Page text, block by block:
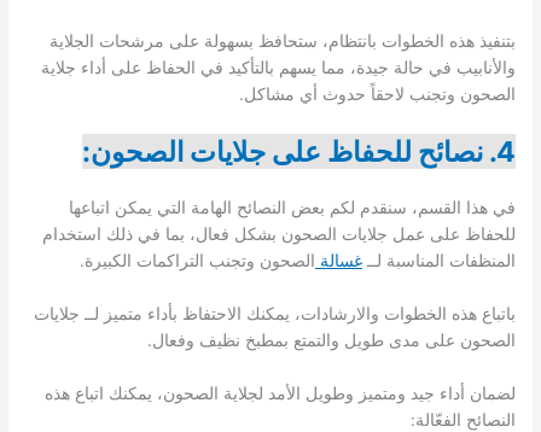
بتنفيذ هذه الخطوات بانتظام، ستحافظ بسهولة على مرشحات الجلاية
والأنابيب في حالة جيدة، مما يسهم بالتأكيد في الحفاظ على أداء جلاية
الصحون وتجنب لاحقاً حدوث أي مشاكل.
4. نصائح للحفاظ على جلايات الصحون:
في هذا القسم، سنقدم لكم بعض النصائح الهامة التي يمكن اتباعها
للحفاظ على عمل جلايات الصحون بشكل فعال، بما في ذلك استخدام
المنظفات المناسبة لــغسالة الصحون وتجنب التراكمات الكبيرة.
باتباع هذه الخطوات والارشادات، يمكنك الاحتفاظ بأداء متميز لــ جلايات
الصحون على مدى طويل والتمتع بمطبخ نظيف وفعال.
لضمان أداء جيد ومتميز وطويل الأمد لجلاية الصحون، يمكنك اتباع هذه
النصائح الفعّالة: